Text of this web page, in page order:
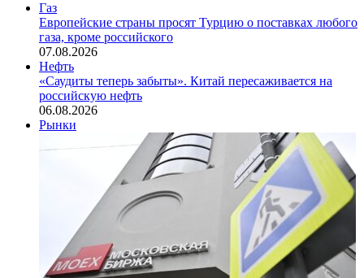
Газ
Европейские страны просят Турцию о поставках любого
газа, кроме российского
07.08.2026
Нефть
«Саудиты теперь забыты». Китай пересаживается на
российскую нефть
06.08.2026
Рынки